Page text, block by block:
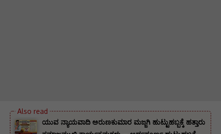
ಯುವ ನ್ಯಾಯವಾದಿ ಅರುಣಕುಮಾರ ಮಜ್ಜಗಿ ಹುಟ್ಟುಹಬ್ಬಕ್ಕೆ ಹತ್ತಾರು